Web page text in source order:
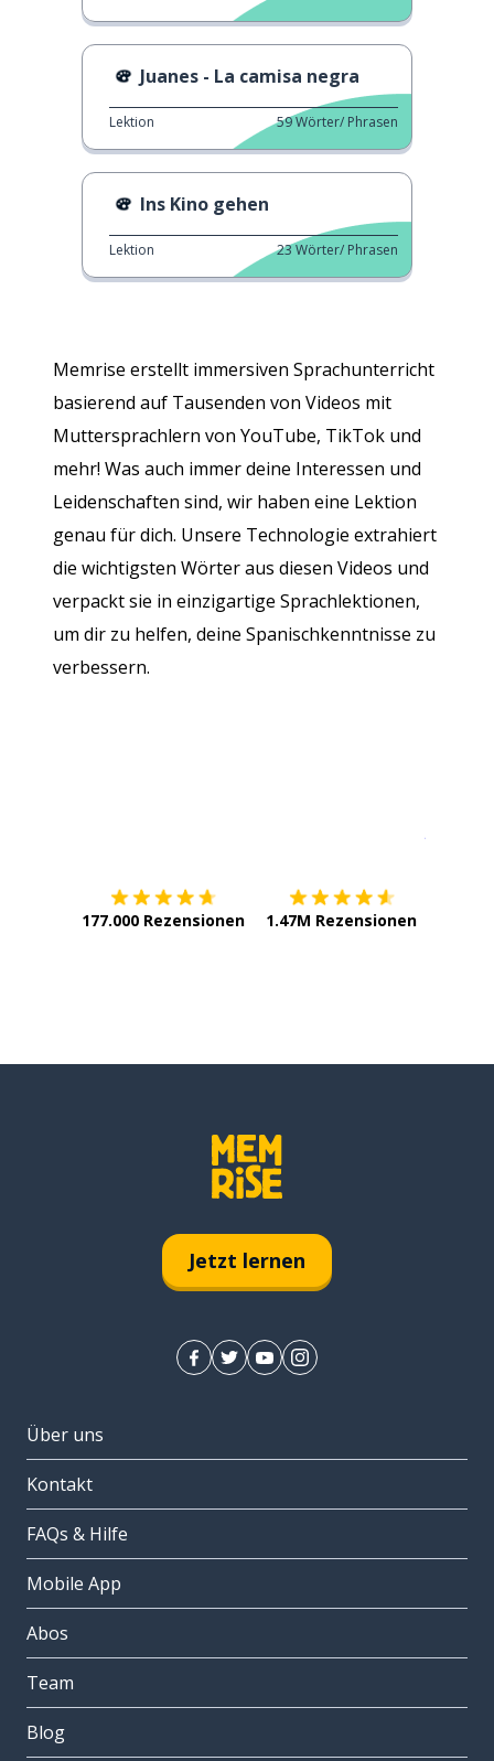
Memrise erstellt immersiven Sprachunterricht
basierend auf Tausenden von Videos mit
Muttersprachlern von YouTube, TikTok und
mehr! Was auch immer deine Interessen und
Leidenschaften sind, wir haben eine Lektion
genau für dich. Unsere Technologie extrahiert
die wichtigsten Wörter aus diesen Videos und
verpackt sie in einzigartige Sprachlektionen,
um dir zu helfen, deine Spanischkenntnisse zu
verbessern.
Juanes - La camisa negra
Lektion 59Wörter/ Phrasen
Ins Kino gehen
Lektion 23Wörter/ Phrasen
177.000 Rezensionen 1.47M Rezensionen
Jetzt lernen
Über uns
Kontakt
FAQs & Hilfe
Mobile App
Abos
Team
Blog